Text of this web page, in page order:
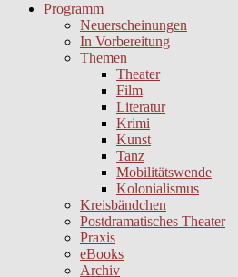
Programm
Neuerscheinungen
In Vorbereitung
Themen
Theater
Film
Literatur
Krimi
Kunst
Tanz
Mobilitätswende
Kolonialismus
Kreisbändchen
Postdramatisches Theater
Praxis
eBooks
Archiv